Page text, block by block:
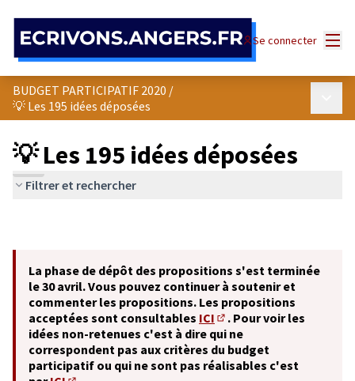
Se connecter
BUDGET PARTICIPATIF 2020 /
💡 Les 195 idées déposées
💡 Les 195 idées déposées
Filtrer et rechercher
La phase de dépôt des propositions s'est terminée
le 30 avril. Vous pouvez continuer à soutenir et
commenter les propositions. Les propositions
acceptées sont consultables ICI
(S'ouvre dans un nouvel
. Pour voir les
idées non-retenues c'est à dire qui ne
correspondent pas aux critères du budget
participatif ou qui ne sont pas réalisables c'est